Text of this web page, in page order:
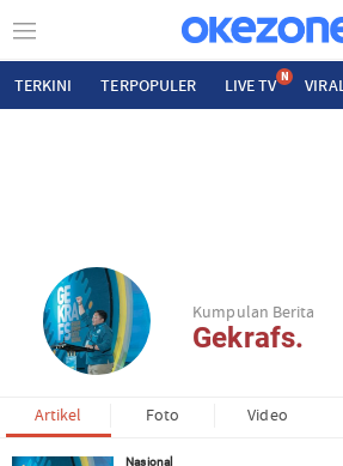
TERKINI TERPOPULER LIVE TV N VIRAL
Kumpulan Berita
Gekrafs.
Artikel Foto Video
Nasional